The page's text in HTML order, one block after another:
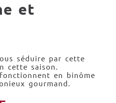
et
séduire par cette
cette saison.
en binôme
gourmand.